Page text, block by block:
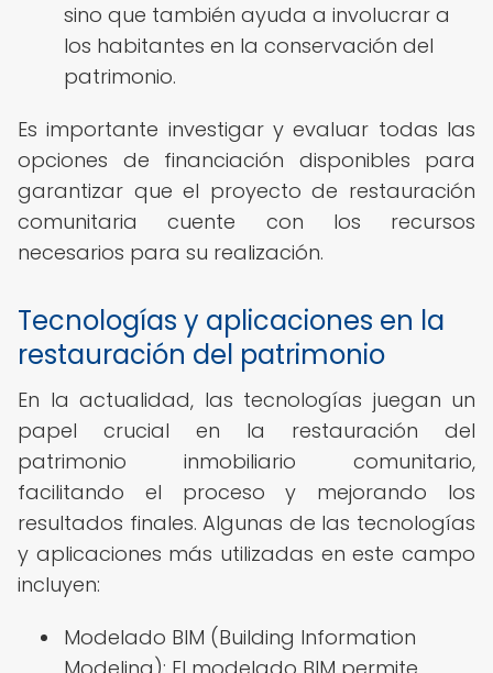
sino que también ayuda a involucrar a
los habitantes en la conservación del
patrimonio.
Es importante investigar y evaluar todas las
opciones de financiación disponibles para
garantizar que el proyecto de restauración
comunitaria cuente con los recursos
necesarios para su realización.
Tecnologías y aplicaciones en la
restauración del patrimonio
En la actualidad, las tecnologías juegan un
papel crucial en la restauración del
patrimonio inmobiliario comunitario,
facilitando el proceso y mejorando los
resultados finales. Algunas de las tecnologías
y aplicaciones más utilizadas en este campo
incluyen:
Modelado BIM (Building Information